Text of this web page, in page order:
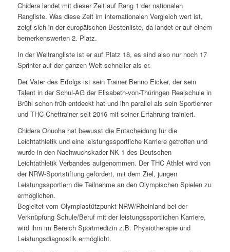
Chidera landet mit dieser Zeit auf Rang 1 der nationalen
Rangliste. Was diese Zeit im internationalen Vergleich wert ist,
zeigt sich in der europäischen Bestenliste, da landet er auf einem
bemerkenswerten 2. Platz.
In der Weltrangliste ist er auf Platz 18, es sind also nur noch 17
Sprinter auf der ganzen Welt schneller als er.
Der Vater des Erfolgs ist sein Trainer Benno Eicker, der sein
Talent in der Schul-AG der Elisabeth-von-Thüringen Realschule in
Brühl schon früh entdeckt hat und ihn parallel als sein Sportlehrer
und THC Cheftrainer seit 2016 mit seiner Erfahrung trainiert.
Chidera Onuoha hat bewusst die Entscheidung für die
Leichtathletik und eine leistungssportliche Karriere getroffen und
wurde in den Nachwuchskader NK 1 des Deutschen
Leichtathletik Verbandes aufgenommen. Der THC Athlet wird von
der NRW-Sportstiftung gefördert, mit dem Ziel, jungen
Leistungssportlern die Teilnahme an den Olympischen Spielen zu
ermöglichen.
Begleitet vom Olympiastützpunkt NRW/Rheinland bei der
Verknüpfung Schule/Beruf mit der leistungssportlichen Karriere,
wird ihm im Bereich Sportmedizin z.B. Physiotherapie und
Leistungsdiagnostik ermöglicht.